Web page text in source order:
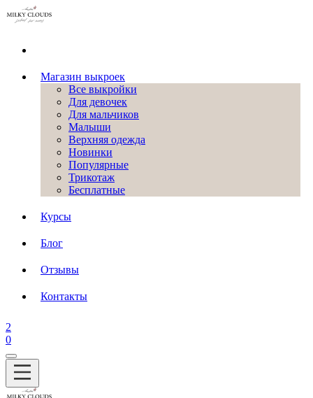
Магазин выкроек
Все выкройки
Для девочек
Для мальчиков
Малыши
Верхняя одежда
Новинки
Популярные
Трикотаж
Бесплатные
Курсы
Блог
Отзывы
Контакты
2
0